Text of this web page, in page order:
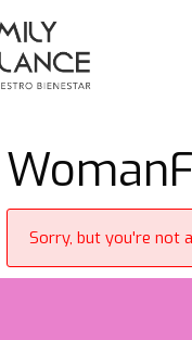
Sorry, but you're not